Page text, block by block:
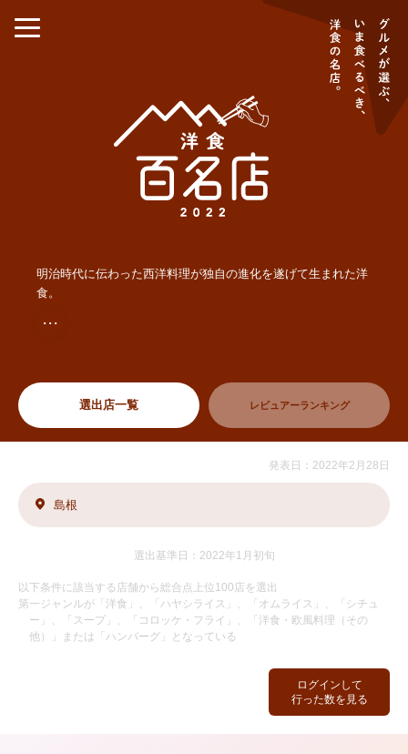
明治時代に伝わった西洋料理が独自の進化を遂げて生まれた洋
食。
・・・
選出店一覧 レビュアーランキング
ログインして
行った数を見る
発表日：2022年2月28日
島根
選出基準日：2022年1月初旬
以下条件に該当する店舗から総合点上位100店を選出
第一ジャンルが「洋食」、「ハヤシライス」、「オムライス」、「シチュ
ー」、「スープ」、「コロッケ・フライ」、「洋食・欧風料理（その
他）」または「ハンバーグ」となっている